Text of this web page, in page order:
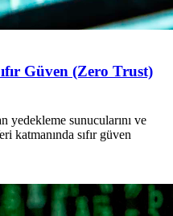
Güven (Zero Trust)
yedekleme sunucularını ve
katmanında sıfır güven